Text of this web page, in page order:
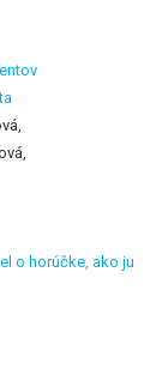
o horúčke, ako ju